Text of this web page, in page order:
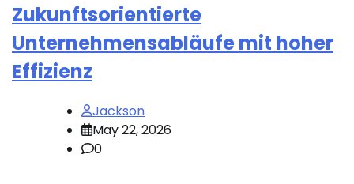
Zukunftsorientierte
Unternehmensabläufe mit hoher
Effizienz
Jackson
May 22, 2026
0